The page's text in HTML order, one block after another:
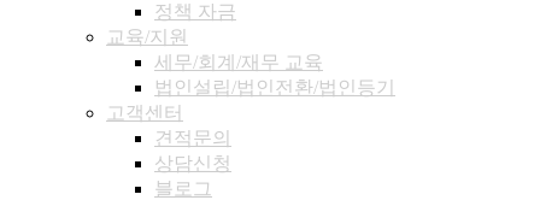
정책 자금
교육/지원
세무/회계/재무 교육
법인설립/법인전환/법인등기
고객센터
견적문의
상담신청
블로그